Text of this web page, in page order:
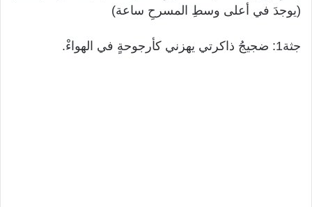
(يوجدَ في أعلى وسطِ المسرحِ ساعة)
جثة1: ضجيجُ ذاكرتي يهزني كأرجوحةٍ في الهواءْ.